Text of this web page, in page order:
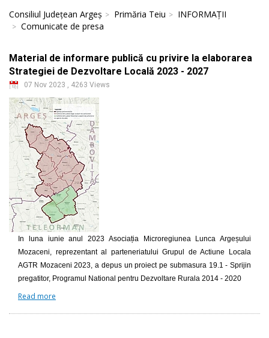
Consiliul Județean Argeș Primăria Teiu
INFORMAȚII
Comunicate de presa
Material de informare publică cu privire la elaborarea
Strategiei de Dezvoltare Locală 2023 - 2027
07 Nov 2023 , 4263 Views
In luna iunie anul 2023 Asociația Microregiunea Lunca Argeșului
Mozaceni, reprezentant al parteneriatului Grupul de Actiune Locala
AGTR Mozaceni 2023, a depus un proiect pe submasura 19.1 - Sprijin
pregatitor, Programul National pentru Dezvoltare Rurala 2014 - 2020
Read more